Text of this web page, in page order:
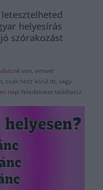
helyesírás
szórakozást
van, amivel
csak nézz körül itt, vagy
napi feladatokat találhatsz.